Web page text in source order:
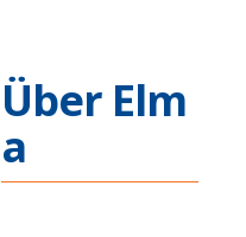
Über Elm
a